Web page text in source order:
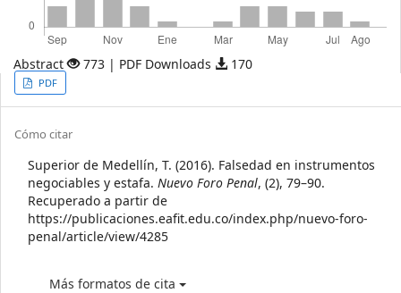
Abstract 773 | PDF Downloads 170
Article
Sidebar
PDF
Article
Details
Cómo citar
Superior de Medellín, T. (2016). Falsedad en instrumentos
negociables y estafa. Nuevo Foro Penal, (2), 79–90.
Recuperado a partir de
https://publicaciones.eafit.edu.co/index.php/nuevo-foro-
penal/article/view/4285
Más formatos de cita